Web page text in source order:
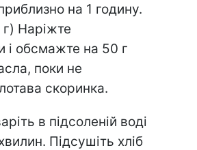
на 1 годину.
Наріжте
і обсмажте на 50 г
поки не
скоринка.
в підсоленій воді
Підсушіть хліб